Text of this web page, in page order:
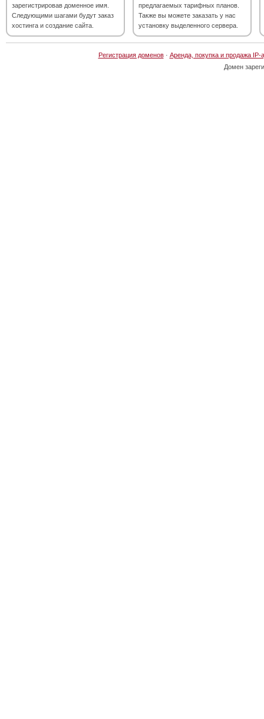
зарегистрировав доменное имя.
Следующими шагами будут заказ
хостинга и создание сайта.
предлагаемых тарифных планов.
Также вы можете заказать у нас
установку выделенного сервера.
Регистрация доменов· Аренда, покупка и продажа IP-
Домен